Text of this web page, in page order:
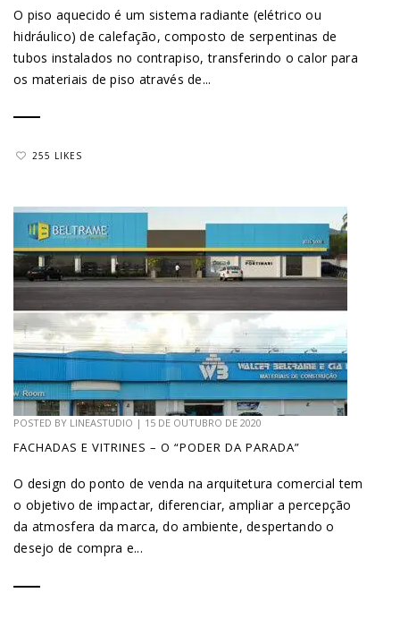
O piso aquecido é um sistema radiante (elétrico ou
hidráulico) de calefação, composto de serpentinas de
tubos instalados no contrapiso, transferindo o calor para
os materiais de piso através de...
255 LIKES
POSTED BY LINEASTUDIO | 15 DE OUTUBRO DE 2020
FACHADAS E VITRINES – O “PODER DA PARADA”
O design do ponto de venda na arquitetura comercial tem
o objetivo de impactar, diferenciar, ampliar a percepção
da atmosfera da marca, do ambiente, despertando o
desejo de compra e...